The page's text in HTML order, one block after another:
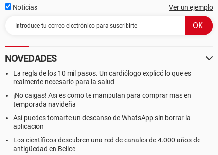
Noticias Ver un ejemplo
NOVEDADES
La regla de los 10 mil pasos. Un cardiólogo explicó lo que es
realmente necesario para la salud
¡No caigas! Así es como te manipulan para comprar más en
temporada navideña
Así puedes tomarte un descanso de WhatsApp sin borrar la
aplicación
Los científicos descubren una red de canales de 4.000 años de
antigüedad en Belice